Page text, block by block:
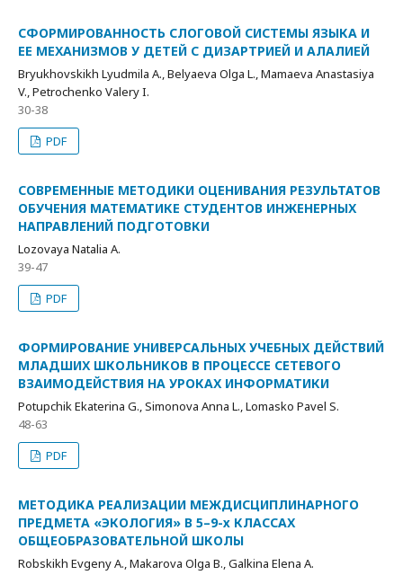
СФОРМИРОВАННОСТЬ СЛОГОВОЙ СИСТЕМЫ ЯЗЫКА И
ЕЕ МЕХАНИЗМОВ У ДЕТЕЙ С ДИЗАРТРИЕЙ И АЛАЛИЕЙ
Bryukhovskikh Lyudmila A., Belyaeva Olga L., Mamaeva Anastasiya
V., Petrochenko Valery I.
30-38
PDF
СОВРЕМЕННЫЕ МЕТОДИКИ ОЦЕНИВАНИЯ РЕЗУЛЬТАТОВ
ОБУЧЕНИЯ МАТЕМАТИКЕ СТУДЕНТОВ ИНЖЕНЕРНЫХ
НАПРАВЛЕНИЙ ПОДГОТОВКИ
Lozovaya Natalia A.
39-47
PDF
ФОРМИРОВАНИЕ УНИВЕРСАЛЬНЫХ УЧЕБНЫХ ДЕЙСТВИЙ
МЛАДШИХ ШКОЛЬНИКОВ В ПРОЦЕССЕ СЕТЕВОГО
ВЗАИМОДЕЙСТВИЯ НА УРОКАХ ИНФОРМАТИКИ
Potupchik Ekaterina G., Simonova Anna L., Lomasko Pavel S.
48-63
PDF
МЕТОДИКА РЕАЛИЗАЦИИ МЕЖДИСЦИПЛИНАРНОГО
ПРЕДМЕТА «ЭКОЛОГИЯ» В 5–9-х КЛАССАХ
ОБЩЕОБРАЗОВАТЕЛЬНОЙ ШКОЛЫ
Robskikh Evgeny A., Makarova Olga B., Galkina Elena A.